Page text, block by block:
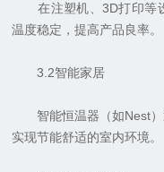
在注塑机、3D打印等设
温度稳定，提高产品良率。
3.2智能家居
智能恒温器（如Nest）
实现节能舒适的室内环境。